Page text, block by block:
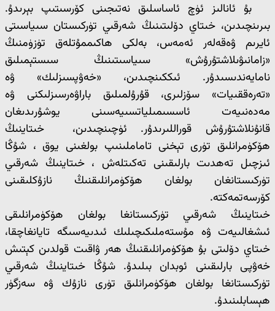
بۇ ئانالىز ئۈچ ئاساسلىق نەتىجىنى كۆرسىتىپ بېرىدۇ.
بىرىنچىدىن، خىتاي دۆلىتىنىڭ شەرقىي تۈركىستان سىياسىتى
ئايرىم ۋەقەلەر ئەمەس، بەلكى ھاكىممۇتلەق تۈزۈمنىڭ
«زامانىۋىلاشتۇرۇش» سىياسىتىنىڭ سىستېمىلىق
نامايەندىسىدۇر. ئىككىنچىدىن، «خەۋپسىزلىك» ۋە
«تەرەققىيات» سۆزلىرى، قۇرۇلمىلىق باراۋەرسىزلىكنى ۋە
مەدەنىيەت ئاسسىمىلياتسىيەسىنى يوشۇرىدىغان
قانۇنلاشتۇرۇش قوراللىرىدۇر. ئۈچىنچىدىن، خىتاينىڭ
ھۆكۈمرانلىق تۈرى تېخنى تاماملىنىپ بولغىنى يوق ، شۇڭا
ئىزچىل تەھدىت بارلىقىنى تەكىتلەش ، خىتاينىڭ شەرقىي
تۈركىستانغان بولغان ھۆكۈمرانلىقنىڭ نازۇكلىقىنى
كۆرسەتمەكتە.
خىتاينىڭ شەرقىي تۈركىستانغا بولغان ھۆكۈمرانلىقى
ئىشغالىيەت ۋە مۇستەملىكىچىلىك ئىدىيەسىگە تايانغاچقا،
خىتاي دۆلىتى بۇ ھۆكۈمرانلىقنىڭ ھەر ۋاقىت قولدىن كېتىش
خەۋپى بارلىقىنى ئوبدان بىلىدۇ. شۇڭا خىتاينىڭ شەرقىي
تۈركىستانغا بولغان ھۆكۈمرانلىق تۈرى نازۇك ۋە سەزگۈر
ھېسابلىنىدۇ.